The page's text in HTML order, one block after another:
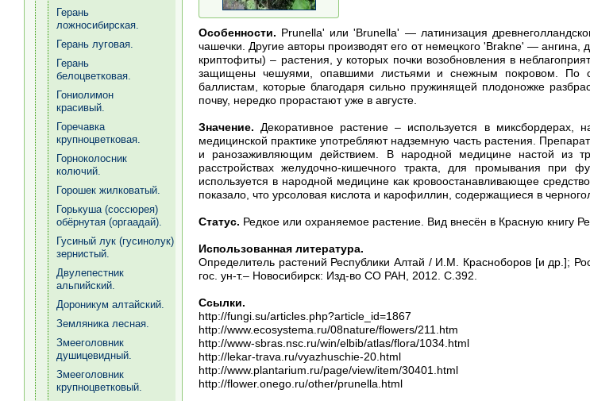
Особенности. Prunella' или 'Brunella' — латинизация
чашечки. Другие авторы производят его от немецкого 'Brakne' —
криптофиты) – растения, у которых почки возобновления в
защищены чешуями, опавшими листьями и снежным покровом. По
баллистам, которые благодаря сильно пружинящей плодоножке
почву, нередко прорастают уже в августе.
Значение. Декоративное растение – используется в миксбордерах,
медицинской практике употребляют надземную часть растения.
и ранозаживляющим действием. В народной медицине настой из
расстройствах желудочно-кишечного тракта, для промывания при
используется в народной медицине как кровоостанавливающее
показало, что урсоловая кислота и карофиллин, содержащиеся в
Статус. Редкое или охраняемое растение. Вид внесён в Красную книгу
Использованная литература.
Определитель растений Республики Алтай / И.М. Красноборов [и др.];
гос. ун-т.– Новосибирск: Изд-во СО РАН, 2012. С.392.
Ссылки.
http://fungi.su/articles.php?article_id=1867
http://www.ecosystema.ru/08nature/flowers/211.htm
http://www-sbras.nsc.ru/win/elbib/atlas/flora/1034.html
http://lekar-trava.ru/vyazhuschie-20.html
http://www.plantarium.ru/page/view/item/30401.html
http://flower.onego.ru/other/prunella.html
Герань
ложносибирская.
Герань луговая.
Герань
белоцветковая.
Гониолимон
красивый.
Горечавка
крупноцветковая.
Горноколосник
колючий.
Горошек жилковатый.
Горькуша (соссюрея)
обёрнутая (оргаадай).
Гусиный лук (гусинолук)
зернистый.
Двулепестник
альпийский.
Дороникум алтайский.
Земляника лесная.
Змееголовник
душицевидный.
Змееголовник
крупноцветковый.